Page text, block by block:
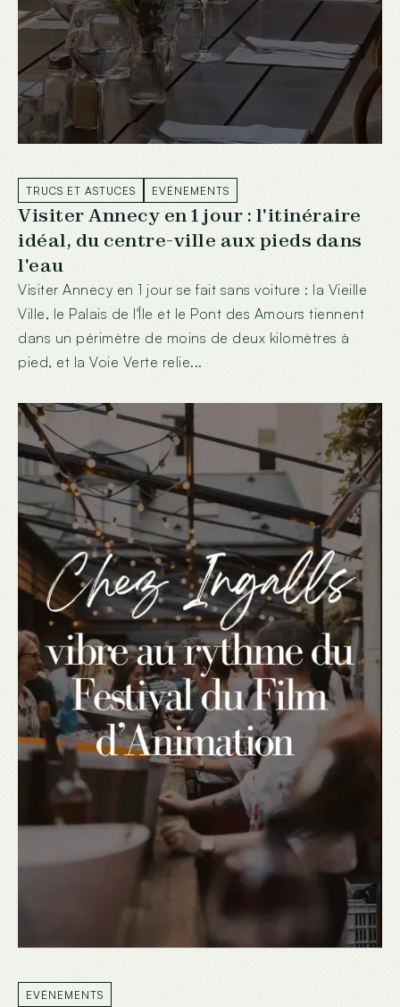
TRUCS ET ASTUCES EVÉNEMENTS
Visiter Annecy en 1 jour : l'itinéraire
idéal, du centre-ville aux pieds dans
l'eau
Visiter Annecy en 1 jour se fait sans voiture : la Vieille
Ville, le Palais de l'Île et le Pont des Amours tiennent
dans un périmètre de moins de deux kilomètres à
pied, et la Voie Verte relie...
EVÉNEMENTS